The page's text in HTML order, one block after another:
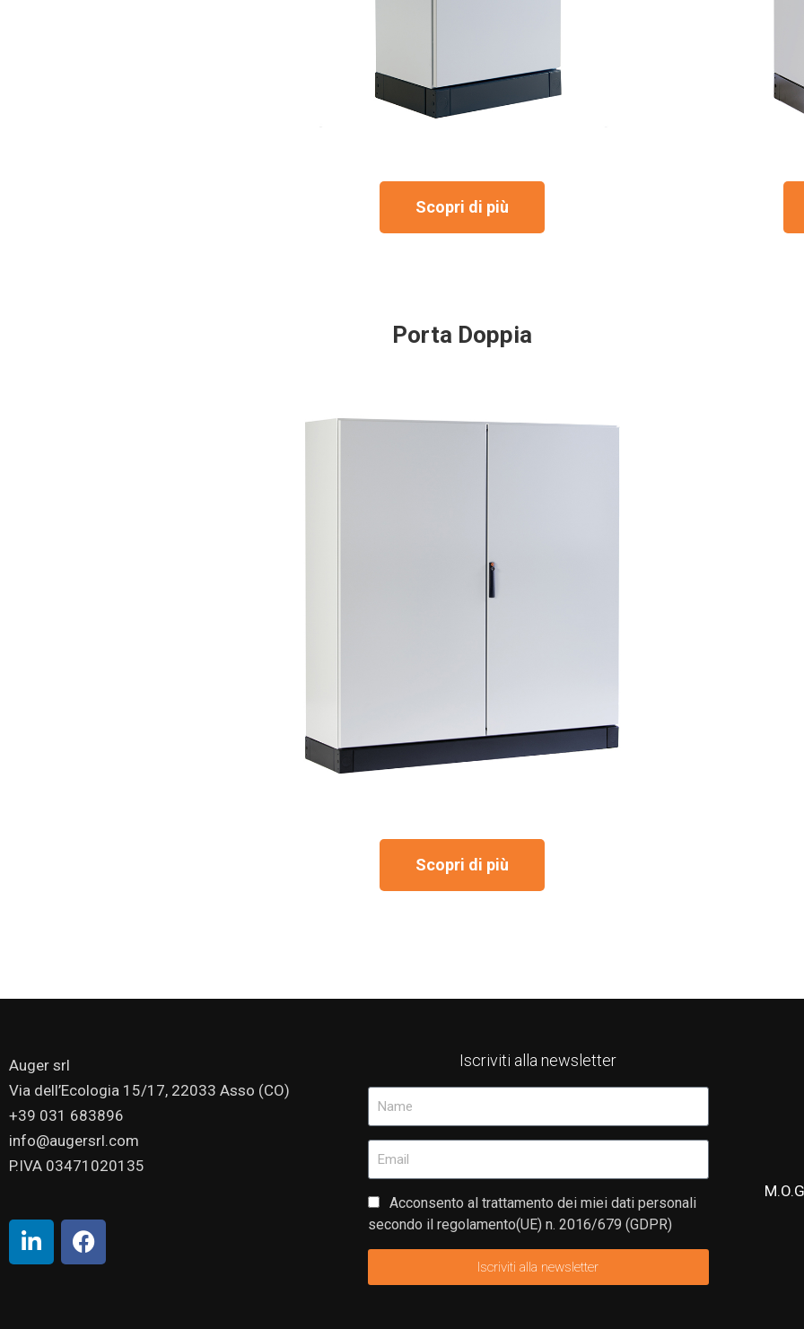
Scopri di più
Porta Doppia
Scopri di più
Auger srl
Via dell’Ecologia 15/17, 22033 Asso (CO)
+39 031 683896
info@augersrl.com
P.IVA 03471020135
Iscriviti alla newsletter
Acconsento al trattamento dei miei dati personali
secondo il regolamento(UE) n. 2016/679 (GDPR)
Iscriviti alla newsletter